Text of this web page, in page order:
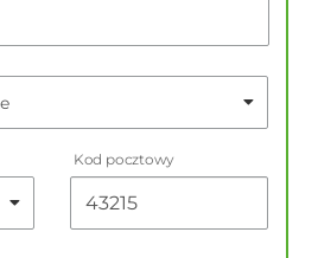
Kod pocztowy